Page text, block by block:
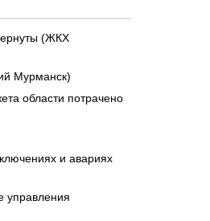
(ЖКХ
Мурманск)
области потрачено
и авариях
управления